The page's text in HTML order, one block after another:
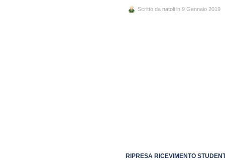
Scritto da natoli in 9 Gennaio 2019
RIPRESA RICEVIMENTO